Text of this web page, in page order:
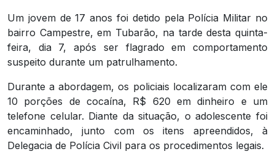
Um jovem de 17 anos foi detido pela Polícia Militar no
bairro Campestre, em Tubarão, na tarde desta quinta-
feira, dia 7, após ser flagrado em comportamento
suspeito durante um patrulhamento.
Durante a abordagem, os policiais localizaram com ele
10 porções de cocaína, R$ 620 em dinheiro e um
telefone celular. Diante da situação, o adolescente foi
encaminhado, junto com os itens apreendidos, à
Delegacia de Polícia Civil para os procedimentos legais.